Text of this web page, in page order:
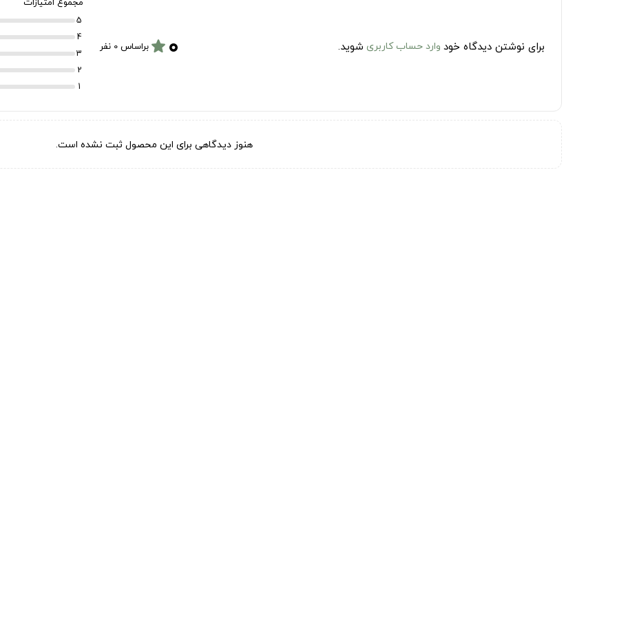
برای نوشتن دیدگاه خود وارد حساب کاربری شوید. ۰ starبراساس 0 نفر
5
4
3
2
1
هنوز دیدگاهی برای این محصول ثبت نشده است.